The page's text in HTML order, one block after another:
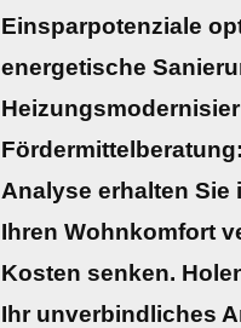
Einsparpotenziale
energetische
Analyse erhalten
Ihren Wohnkomfort
Kosten senken.
Ihr unverbindliches